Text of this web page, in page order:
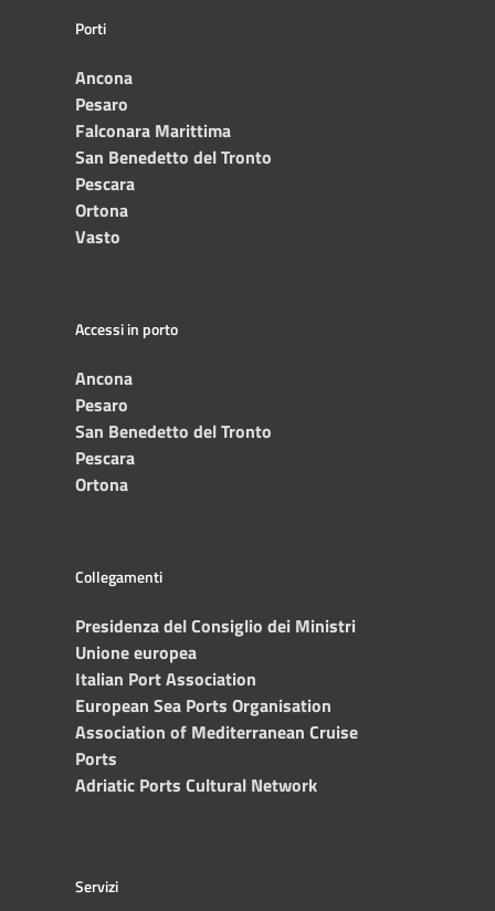
Porti
Ancona
Pesaro
Falconara Marittima
San Benedetto del Tronto
Pescara
Ortona
Vasto
Accessi in porto
Ancona
Pesaro
San Benedetto del Tronto
Pescara
Ortona
Collegamenti
Presidenza del Consiglio dei Ministri
Unione europea
Italian Port Association
European Sea Ports Organisation
Association of Mediterranean Cruise
Ports
Adriatic Ports Cultural Network
Servizi